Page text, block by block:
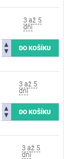
3 až 5
dní
3 až 5
dní
3 až 5
dní